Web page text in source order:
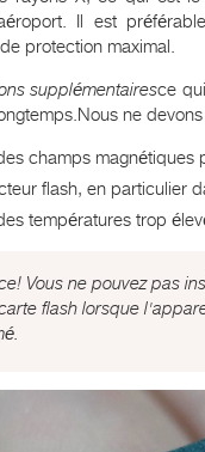
Il est
protection maximal.
supplémentairesce
ne
champs magnétiques
flash, en particulier
températures trop
Vous ne pouvez pas
flash lorsque